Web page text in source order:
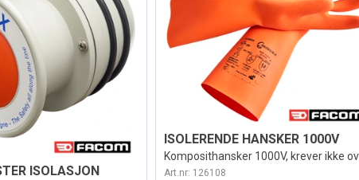
ISOLASJON
ISOLERENDE HANSKER 1000V
Art.nr: 126108